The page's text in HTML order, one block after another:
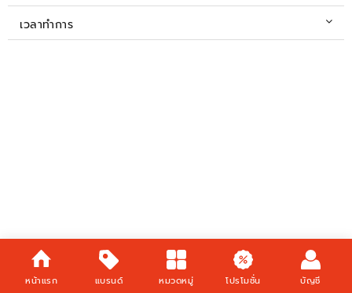
หน้าแรก แบรนด์ หมวดหมู่ โปรโมชั่น บัญชี
เวลาทำการ